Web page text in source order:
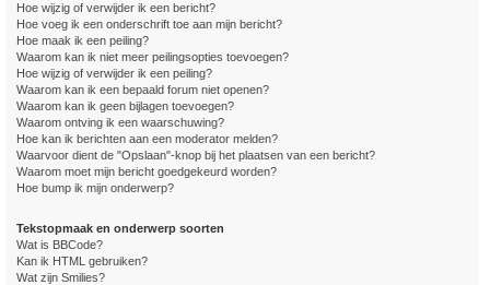
Hoe wijzig of verwijder ik een bericht?
Hoe voeg ik een onderschrift toe aan mijn bericht?
Hoe maak ik een peiling?
Waarom kan ik niet meer peilingsopties toevoegen?
Hoe wijzig of verwijder ik een peiling?
Waarom kan ik een bepaald forum niet openen?
Waarom kan ik geen bijlagen toevoegen?
Waarom ontving ik een waarschuwing?
Hoe kan ik berichten aan een moderator melden?
Waarvoor dient de "Opslaan"-knop bij het plaatsen van een bericht?
Waarom moet mijn bericht goedgekeurd worden?
Hoe bump ik mijn onderwerp?
Tekstopmaak en onderwerp soorten
Wat is BBCode?
Kan ik HTML gebruiken?
Wat zijn Smilies?